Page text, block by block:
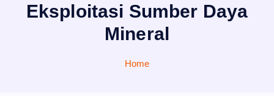
Eksploitasi Sumber Daya
Mineral
Home